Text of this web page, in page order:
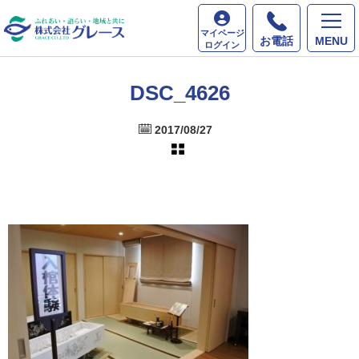
MENU
お電話
マイページ
ログイン
ホーム 最新情報 DSC_4626
DSC_4626
2017/08/27